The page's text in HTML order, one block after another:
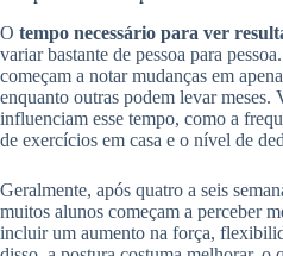
O tempo necessário para ver
variar bastante de pessoa para
começam a notar mudanças em
enquanto outras podem levar meses.
influenciam esse tempo, como a
de exercícios em casa e o nível de
Geralmente, após quatro a seis
muitos alunos começam a perceber
incluir um aumento na força,